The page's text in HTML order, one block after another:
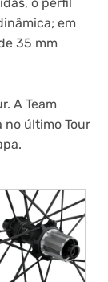
em
35 mm
A Team
no último Tour